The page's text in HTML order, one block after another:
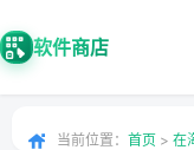
软件商店
当前位置： 首页 > 在